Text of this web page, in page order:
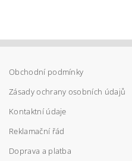
Obchodní podmínky
Zásady ochrany osobních údajů
Kontaktní údaje
Reklamační řád
Doprava a platba